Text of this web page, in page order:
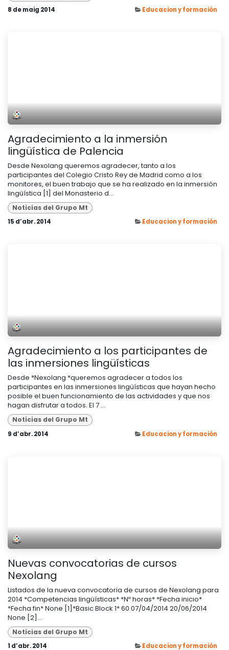
8 de maig 2014 Educacion y formación
Agradecimiento a la inmersión
lingüística de Palencia
Desde Nexolang queremos agradecer, tanto a los
participantes del Colegio Cristo Rey de Madrid como a los
monitores, el buen trabajo que se ha realizado en la inmersión
lingüística [1] del Monasterio d...
Noticias del Grupo Mt
15 d’abr. 2014 Educacion y formación
Agradecimiento a los participantes de
las inmersiones lingüísticas
Desde *Nexolang *queremos agradecer a todos los
participantes en las inmersiones lingüísticas que hayan hecho
posible el buen funcionamiento de las actividades y que nos
hagan disfrutar a todos. El 7 ...
Noticias del Grupo Mt
9 d’abr. 2014 Educacion y formación
Nuevas convocatorias de cursos
Nexolang
Listados de la nueva convocatoria de cursos de Nexolang para
2014 *Competencias lingüísticas* *Nº horas* *Fecha inicio*
*Fecha fin* None [1]*Basic Block 1* 60 07/04/2014 20/06/2014
None [2]...
Noticias del Grupo Mt
1 d’abr. 2014 Educacion y formación